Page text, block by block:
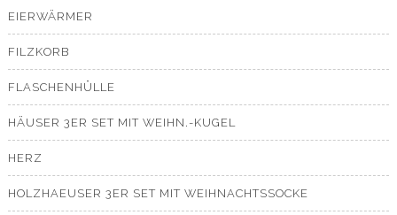
EIERWÄRMER
FILZKORB
FLASCHENHÜLLE
HÄUSER 3ER SET MIT WEIHN.-KUGEL
HERZ
HOLZHAEUSER 3ER SET MIT WEIHNACHTSSOCKE